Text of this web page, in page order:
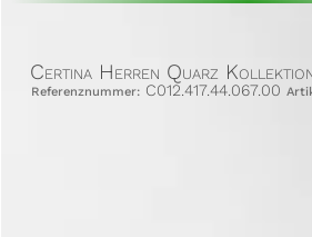
Certina Herren Quarz
Referenznummer: C012.417.44.067.00